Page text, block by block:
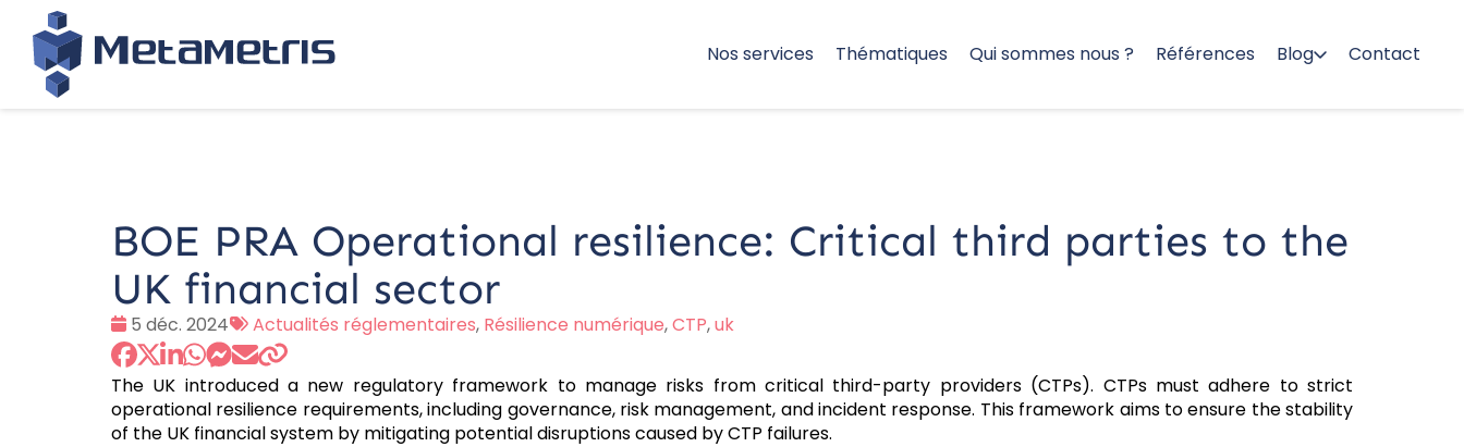
Nos services Thématiques Qui sommes nous ? Références Blog Contact
BOE PRA Operational resilience: Critical third parties to the
UK financial sector
Date
:
5 déc. 2024
Tags
:
Actualités réglementaires, Résilience numérique,CTP,uk
The UK introduced a new regulatory framework to manage risks from critical third-party providers (CTPs). CTPs must adhere to strict
operational resilience requirements, including governance, risk management, and incident response. This framework aims to ensure the stability
of the UK financial system by mitigating potential disruptions caused by CTP failures.